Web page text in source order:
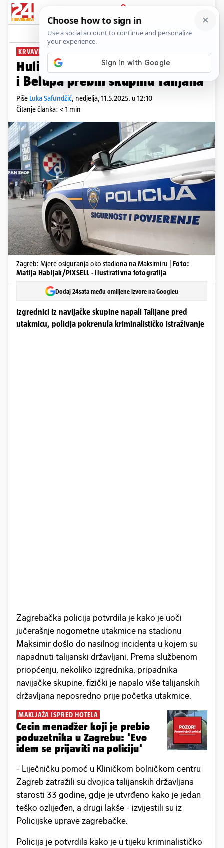
PRIJAVA
News Komentari
KRVAVI OBRAČUN
Huligani prije utakmice Dinama
i Belupa prebili skupinu Talijana
Piše Luka Safundžić, nedjelja, 11.5.2025. u 12:10
Čitanje članka: < 1 min
Zagreb: Mjere osiguranja oko stadiona na Maksimiru | Foto:
Matija Habljak/PIXSELL - ilustrativna fotografija
Dodaj 24sata među omiljene izvore na Googleu
Izgrednici iz navijačke skupine napali Talijane pred
utakmicu, policija pokrenula kriminalističko istraživanje
Zagrebačka policija potvrdila je kako je uoči
jučerašnje nogometne utakmice na stadionu
Maksimir došlo do nasilnog incidenta u kojem su
napadnuti talijanski državljani. Prema službenom
priopćenju, nekoliko izgrednika, pripadnika
navijačke skupine, fizički je napalo više talijanskih
državljana neposredno prije početka utakmice.
MAKLJAŽA ISPRED HOTELA
Cecin menadžer koji je prebio
poduzetnika u Zagrebu: 'Evo
idem se prijaviti na policiju'
- Liječničku pomoć u Kliničkom bolničkom centru
Zagreb zatražili su dvojica talijanskih državljana
starosti 33 godine, gdje je utvrđeno kako je jedan
teško ozlijeđen, a drugi lakše - izvijestili su iz
Policijske uprave zagrebačke.
Policija je potvrdila kako je u tijeku kriminalističko